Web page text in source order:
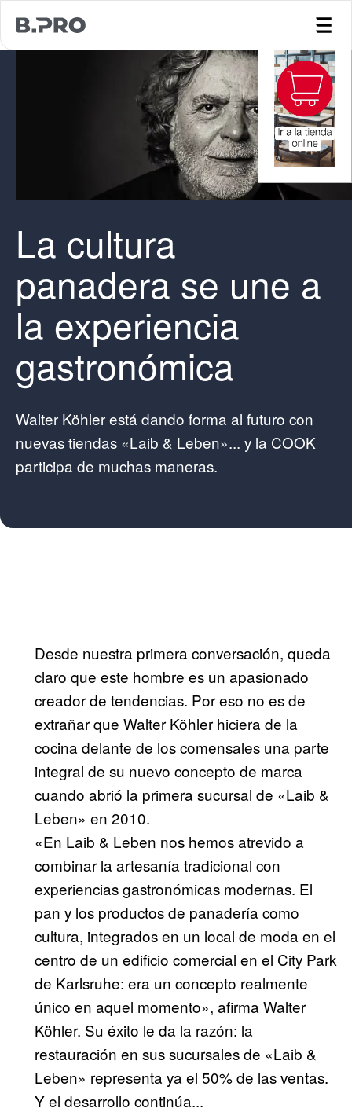
La cultura
panadera se une a
la experiencia
gastronómica
Walter Köhler está dando forma al futuro con
nuevas tiendas «Laib & Leben»... y la COOK
participa de muchas maneras.
Desde nuestra primera conversación, queda
claro que este hombre es un apasionado
creador de tendencias. Por eso no es de
extrañar que Walter Köhler hiciera de la
cocina delante de los comensales una parte
integral de su nuevo concepto de marca
cuando abrió la primera sucursal de «Laib &
Leben» en 2010.
«En Laib & Leben nos hemos atrevido a
combinar la artesanía tradicional con
experiencias gastronómicas modernas. El
pan y los productos de panadería como
cultura, integrados en un local de moda en el
centro de un edificio comercial en el City Park
de Karlsruhe: era un concepto realmente
único en aquel momento», afirma Walter
Köhler. Su éxito le da la razón: la
restauración en sus sucursales de «Laib &
Leben» representa ya el 50% de las ventas.
Y el desarrollo continúa...